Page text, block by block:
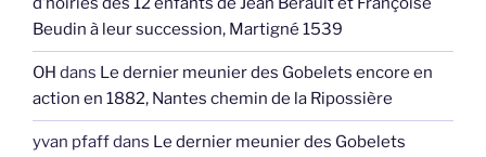
Beudin à leur succession, Martigné 1539
OH dans Le dernier meunier des Gobelets encore en
action en 1882, Nantes chemin de la Ripossière
yvan pfaffdans Le dernier meunier des Gobelets